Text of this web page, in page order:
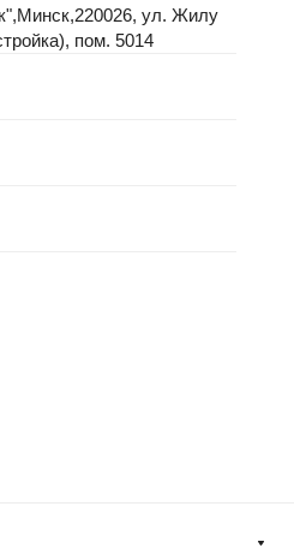
ул. Жилу
пом. 5014